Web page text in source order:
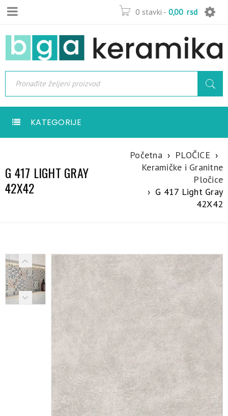
0 stavki - 0,00 rsd
KATEGORIJE
G 417 LIGHT GRAY
42X42
Početna › PLOČICE ›
Keramičke i Granitne
Pločice
› G 417 Light Gray
42X42